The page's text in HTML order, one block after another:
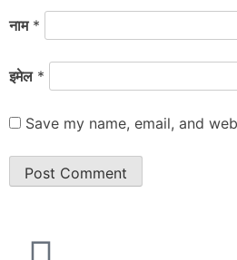
नाम *
इमेल *
Save my name, email, and